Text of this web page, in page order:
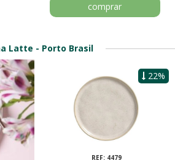
comprar
Latte - Porto Brasil
17% 22%
REF: 4479